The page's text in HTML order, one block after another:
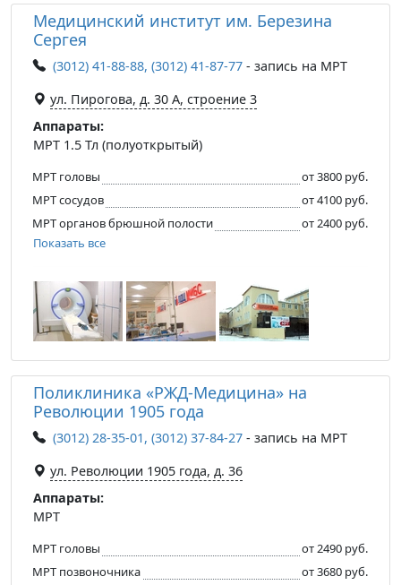
Медицинский институт им. Березина
Сергея
(3012) 41-88-88, (3012) 41-87-77 - запись на МРТ
ул. Пирогова, д. 30 А, строение 3
Аппараты:
МРТ 1.5 Тл (полуоткрытый)
МРТ головы
от 3800 руб.
МРТ сосудов
от 4100 руб.
МРТ органов брюшной полости
от 2400 руб.
Показать все
Поликлиника «РЖД-Медицина» на
Революции 1905 года
(3012) 28-35-01, (3012) 37-84-27 - запись на МРТ
ул. Революции 1905 года, д. 36
Аппараты:
МРТ
МРТ головы
от 2490 руб.
МРТ позвоночника
от 3680 руб.